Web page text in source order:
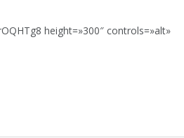
height=»300″ controls=»alt»